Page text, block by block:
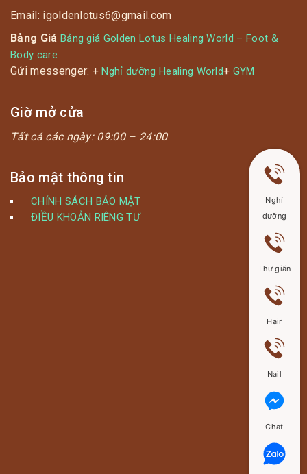
Email: igoldenlotus6@gmail.com
Bảng Giá Bảng giá Golden Lotus Healing World – Foot &
Body care
Gửi messenger: +Nghỉ dưỡng Healing World+ GYM
Giờ mở cửa
Tất cả các ngày: 09:00 – 24:00
Bảo mật thông tin
CHÍNH SÁCH BẢO MẬT
ĐIỀU KHOẢN RIÊNG TƯ
Nghỉ
dưỡng
Thư giãn
Hair
Nail
Chat